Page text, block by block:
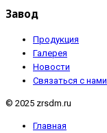
Завод
Продукция
Галерея
Новости
Связаться с нами
© 2025 zrsdm.ru
Главная